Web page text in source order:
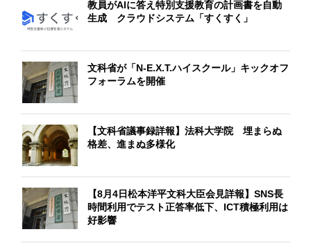
教員がAIに答え特別支援教育の計画書を自動
生成 クラウドシステム「すくすく」
文科省が「N-E.X.T.ハイスクール」キックオフ
フォーラムを開催
【文科省議事録詳報】法科大学院 埋まらぬ
格差、進まぬ多様化
【8月4日松本洋平文科大臣会見詳報】SNS長
時間利用でテスト正答率低下、ICT積極利用は
好影響